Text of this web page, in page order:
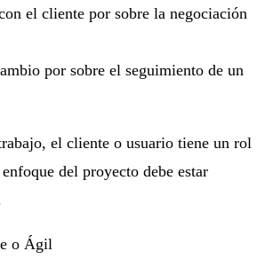
el cliente por sobre la negociación
por sobre el seguimiento de un
el cliente o usuario tiene un rol
del proyecto debe estar